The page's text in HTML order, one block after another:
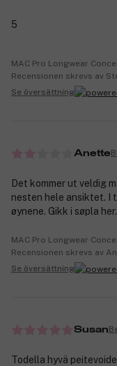
5
MAC Pro Longwear
Recensionen skrevs av
Se översättning
Anette
Det kommer ut veldig
nesten hele ansiktet. I
øynene. Gikk i søpla her.
MAC Pro Longwear
Recensionen skrevs av
Se översättning
Susan
Todella hyvä